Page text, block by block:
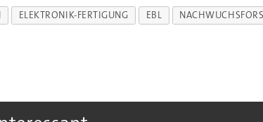
ELEKTRONIK-FERTIGUNG EBL